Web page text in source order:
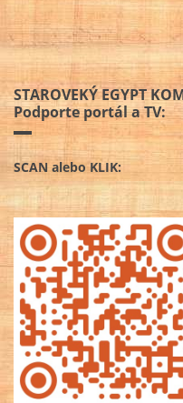
STAROVEKÝ EGYPT
Podporte portál a TV:
SCAN alebo KLIK: